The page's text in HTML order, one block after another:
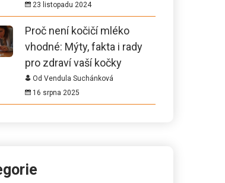
23 listopadu 2024
Proč není kočičí mléko
vhodné: Mýty, fakta i rady
pro zdraví vaší kočky
Od Vendula Suchánková
16 srpna 2025